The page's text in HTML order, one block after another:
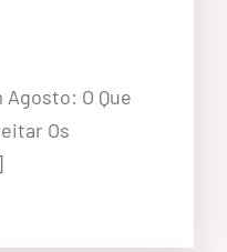
O Que
Os